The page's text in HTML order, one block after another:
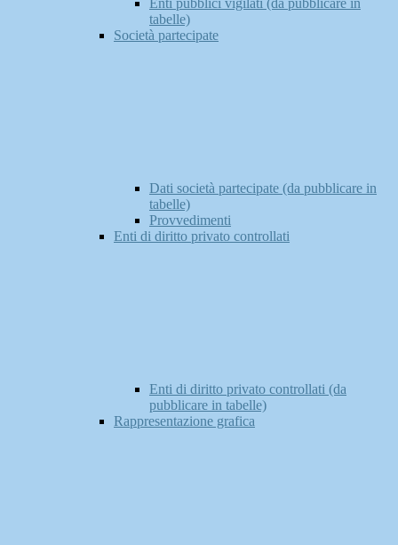
Enti pubblici vigilati (da pubblicare in
tabelle)
Società partecipate
Dati società partecipate (da pubblicare in
tabelle)
Provvedimenti
Enti di diritto privato controllati
Enti di diritto privato controllati (da
pubblicare in tabelle)
Rappresentazione grafica